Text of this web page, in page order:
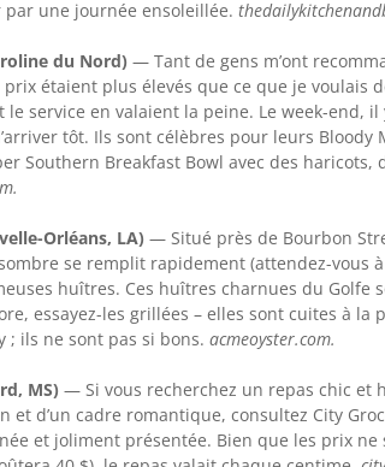
une journée ensoleillée.
du Nord) — Tant de gens m’ont
prix étaient plus élevés que ce que je voulais
service en valaient la peine. Le week-end, il
tôt. Ils sont célèbres pour leurs Bloody
Southern Breakfast Bowl avec des
Orléans, LA) — Situé près de Bourbon
se remplit rapidement (attendez-vous à
huîtres. Ces huîtres charnues du Golfe
essayez-les grillées – elles sont cuites à la
; ils ne sont pas si bons. acmeoyster.com.
MS) — Si vous recherchez un repas chic et
et d’un cadre romantique, consultez City
et joliment présentée. Bien que les prix ne